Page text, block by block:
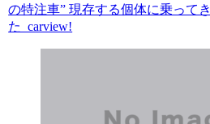
の特注車” 現存する個体に乗ってき
た carview!